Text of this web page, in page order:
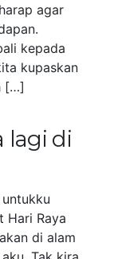
agar
kepada
kupaskan
[…]
lagi di
Hari Raya
di alam